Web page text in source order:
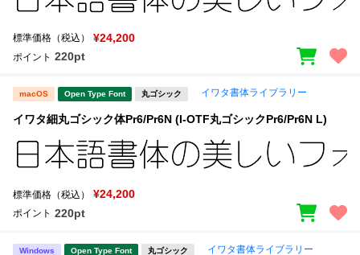
標準価格（税込） ¥24,200
ポイント 220pt
macOS Open Type Font 丸ゴシック イワタ書体ライブラリー
イワタ細丸ゴシック体Pr6/Pr6N (I-OTF丸ゴシックPr6/Pr6N L)
標準価格（税込） ¥24,200
ポイント 220pt
Windows Open Type Font 丸ゴシック イワタ書体ライブラリー